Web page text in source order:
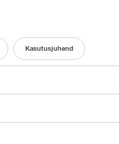
Kasutusjuhend